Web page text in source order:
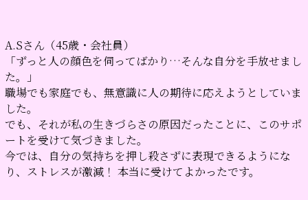
A.Sさん（45歳・会社員）
「ずっと人の顔色を伺ってばかり…そんな自分を手放せまし
た。」
職場でも家庭でも、無意識に人の期待に応えようとしていま
した。
でも、それが私の生きづらさの原因だったことに、このサポ
ートを受けて気づきました。
今では、自分の気持ちを押し殺さずに表現できるようにな
り、ストレスが激減！ 本当に受けてよかったです。